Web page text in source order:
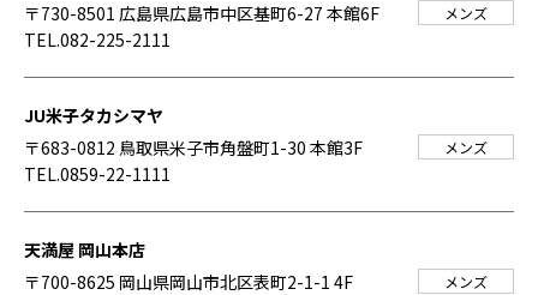
〒730-8501 広島県広島市中区基町6-27 本館6F
TEL.082-225-2111
メンズ
JU米子タカシマヤ
〒683-0812 鳥取県米子市角盤町1-30 本館3F
TEL.0859-22-1111
メンズ
天満屋 岡山本店
〒700-8625 岡山県岡山市北区表町2-1-1 4F
メンズ